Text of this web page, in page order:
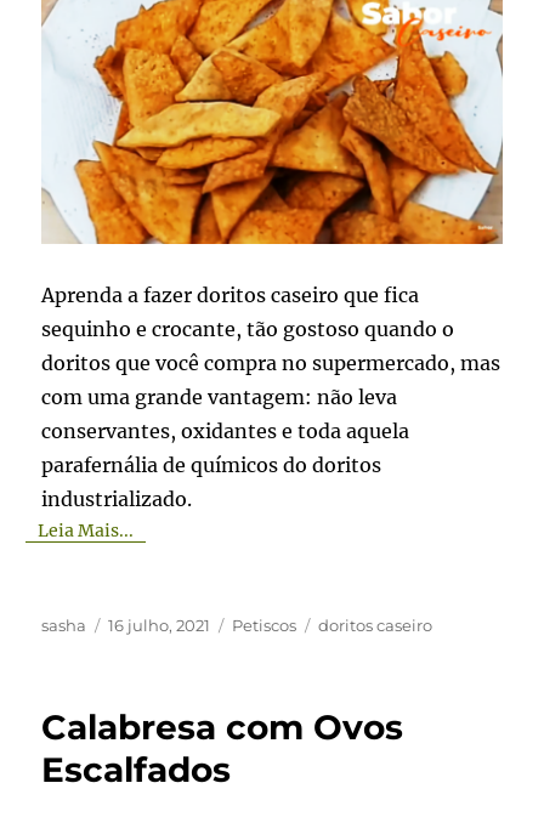
Aprenda a fazer doritos caseiro que fica
sequinho e crocante, tão gostoso quando o
doritos que você compra no supermercado, mas
com uma grande vantagem: não leva
conservantes, oxidantes e toda aquela
parafernália de químicos do doritos
industrializado.
Leia Mais...
Autor
sasha
Publicado
16 julho, 2021 Categorias
Petiscos Tags
doritos caseiro
Calabresa com Ovos
Escalfados